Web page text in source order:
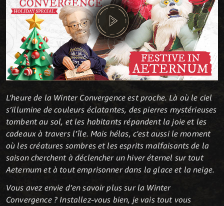
L'heure de la Winter Convergence est proche. Là où le ciel
s’illumine de couleurs éclatantes, des pierres mystérieuses
tombent au sol, et les habitants répandent la joie et les
cadeaux à travers l’île. Mais hélas, c'est aussi le moment
où les créatures sombres et les esprits malfaisants de la
saison cherchent à déclencher un hiver éternel sur tout
Aeternum et à tout emprisonner dans la glace et la neige.
Vous avez envie d’en savoir plus sur la Winter
Convergence ? Installez-vous bien, je vais tout vous